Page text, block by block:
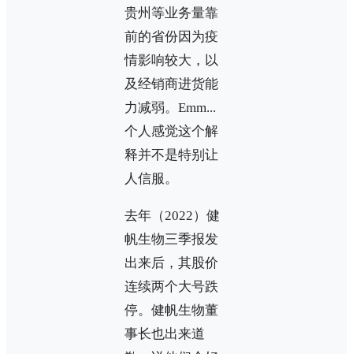
贵州等业务量靠
前的省份因为疫
情影响较大，以
及经销商进货能
力减弱。Emm...
个人感觉这个解
释并不是特别让
人信服。
去年（2022）健
帆生物三季报发
出来后，其股价
连续两个大号跌
停。健帆生物董
事长也出来道